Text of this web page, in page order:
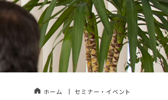
ホーム セミナー・イベント